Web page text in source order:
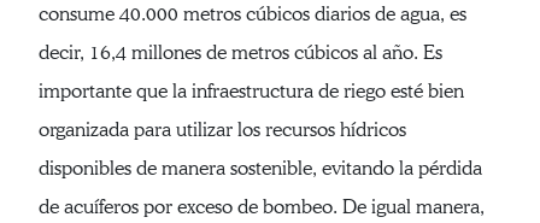
consume 40.000 metros cúbicos diarios de agua, es
decir, 16,4 millones de metros cúbicos al año. Es
importante que la infraestructura de riego esté bien
organizada para utilizar los recursos hídricos
disponibles de manera sostenible, evitando la pérdida
de acuíferos por exceso de bombeo. De igual manera,